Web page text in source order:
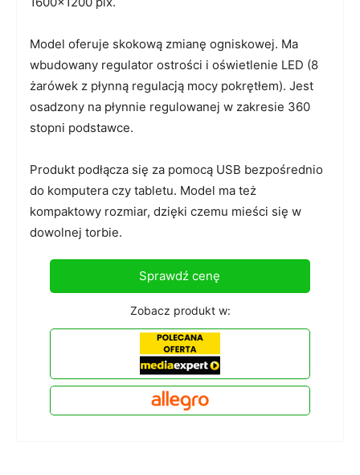
Model oferuje skokową zmianę ogniskowej. Ma
wbudowany regulator ostrości i oświetlenie LED (8
żarówek z płynną regulacją mocy pokrętłem). Jest
osadzony na płynnie regulowanej w zakresie 360
stopni podstawce.
Produkt podłącza się za pomocą USB bezpośrednio
do komputera czy tabletu. Model ma też
kompaktowy rozmiar, dzięki czemu mieści się w
dowolnej torbie.
Sprawdź cenę
Zobacz produkt w: